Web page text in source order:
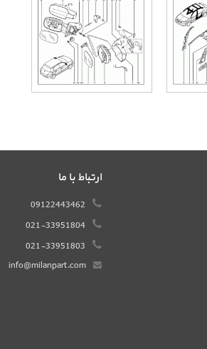
ارتباط با ما
09122443462
021-33951804
021-33951803
info@milanpart.com